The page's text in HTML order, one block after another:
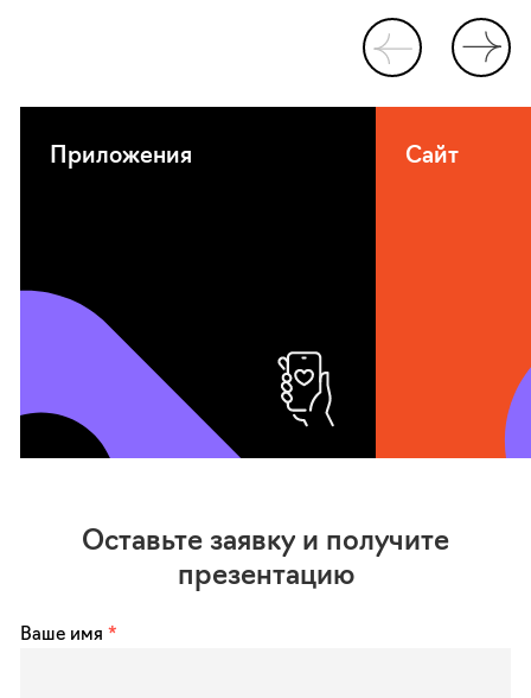
Приложения Сайт
Оставьте заявку и получите
презентацию
Ваше имя *